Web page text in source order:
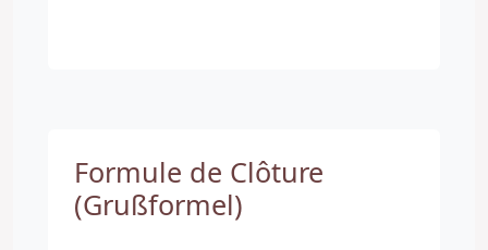
Formule de Clôture
(Grußformel)